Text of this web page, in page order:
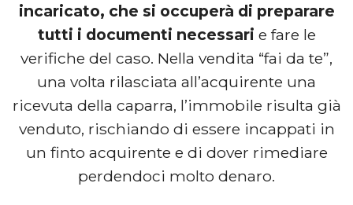
incaricato, che si occuperà di preparare
tutti i documenti necessari e fare le
verifiche del caso. Nella vendita “fai da te”,
una volta rilasciata all’acquirente una
ricevuta della caparra, l’immobile risulta già
venduto, rischiando di essere incappati in
un finto acquirente e di dover rimediare
perdendoci molto denaro.